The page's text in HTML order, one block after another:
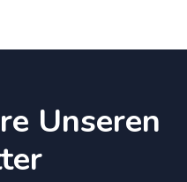
Unseren